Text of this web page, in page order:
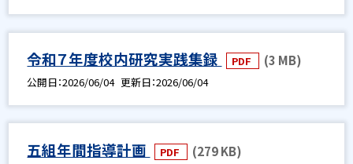
令和７年度校内研究実践集録 PDF (3 MB)
公開日 2026/06/04 更新日 2026/06/04
五組年間指導計画 PDF (279 KB)